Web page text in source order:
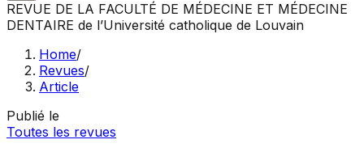
REVUE DE LA FACULTÉ DE MÉDECINE ET MÉDECINE
DENTAIRE de l’Université catholique de Louvain
Home/
Revues/
Article
Publié le
Toutes les revues